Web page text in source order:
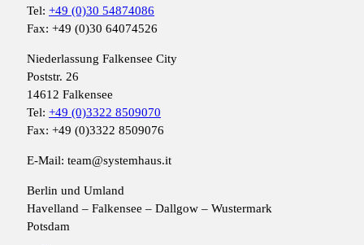
Tel: +49 (0)30 54874086
Fax: +49 (0)30 64074526
Niederlassung Falkensee City
Poststr. 26
14612 Falkensee
Tel: +49 (0)3322 8509070
Fax: +49 (0)3322 8509076
E-Mail: team@systemhaus.it
Berlin und Umland
Havelland – Falkensee – Dallgow – Wustermark
Potsdam